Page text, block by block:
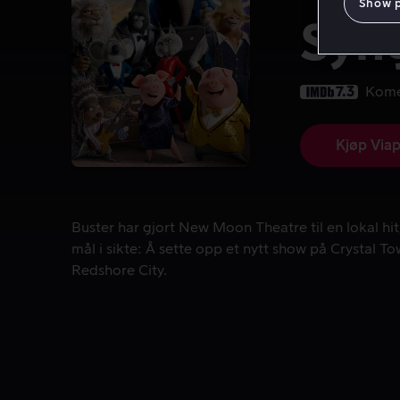
7.3
Kjøp
Buster har gjort New Moon Theatre til en lokal
Buster har gjort New Moon Theatre til en lokal
mål i sikte: Å sette opp et nytt show på Crystal
Redshore City.
Show